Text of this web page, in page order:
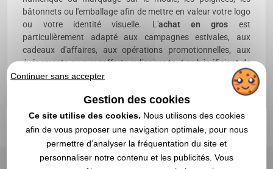
bâtonnets ou l'emballage afin de mettre en valeur votre logo
ou votre identité visuelle. L'achat en gros est
particulièrement adapté aux campagnes estivales, aux
cadeaux d'affaires, aux opérations promotionnelles, aux
événements ou aux coffrets culinaires tout en bénéficiant de
tarifs avantageux. Les dimensions, les matériaux, le nombre
d'empreintes, les accessoires fournis et les possibilités de
marquage varient selon les références.Depuis 1998
accompagne les professionnels avec undevis rapide, une
livraison rapideet une large sélection demoules à glace
publicitaires personnalisés
adaptés aux besoins des
Continuer sans accepter
Gestion des cookies
Ce site utilise des cookies. Nous utilisons des cookies
afin de vous proposer une navigation optimale, pour nous
permettre d’analyser la fréquentation du site et
personnaliser notre contenu et les publicités. Vous